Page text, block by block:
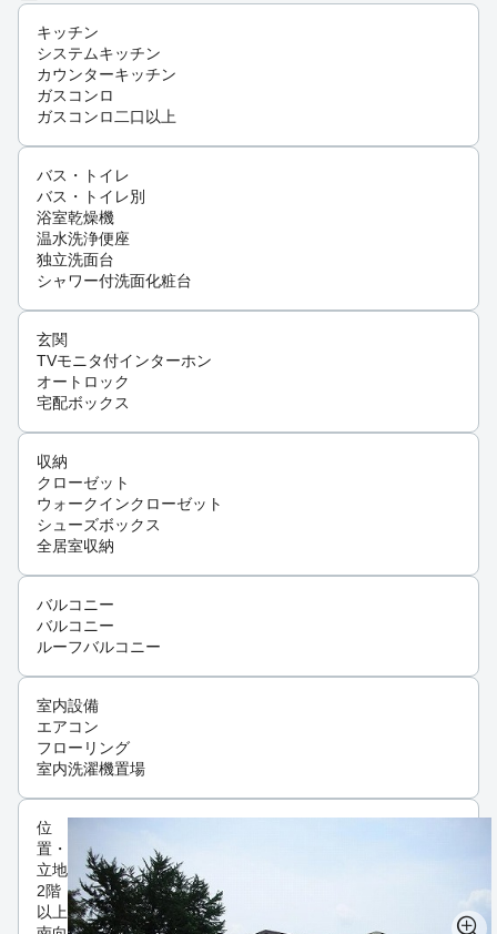
キッチン
システムキッチン
カウンターキッチン
ガスコンロ
ガスコンロ二口以上
バス・トイレ
バス・トイレ別
浴室乾燥機
温水洗浄便座
独立洗面台
シャワー付洗面化粧台
玄関
TVモニタ付インターホン
オートロック
宅配ボックス
収納
クローゼット
ウォークインクローゼット
シューズボックス
全居室収納
バルコニー
バルコニー
ルーフバルコニー
室内設備
エアコン
フローリング
室内洗濯機置場
位
置・
立地
2階
以上